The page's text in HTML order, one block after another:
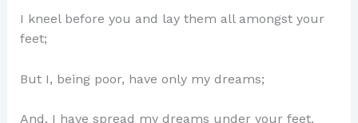
I kneel before you and lay them all amongst your
feet;
But I, being poor, have only my dreams;
And, I have spread my dreams under your feet.